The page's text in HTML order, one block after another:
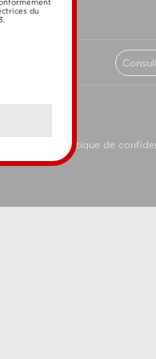
Politique de
du